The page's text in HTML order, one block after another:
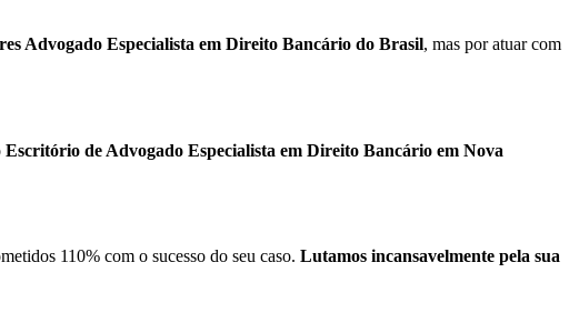
Advogado Especialista em Direito Bancário do Brasil, mas por atuar com
Escritório de Advogado Especialista em Direito Bancário em Nova
110% com o sucesso do seu caso. Lutamos incansavelmente pela sua